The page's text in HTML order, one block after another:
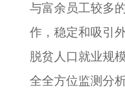
与富余员工较多
作，稳定和吸引
脱贫人口就业规
全全方位监测分